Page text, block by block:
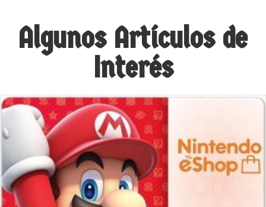
Algunos Artículos de
Interés